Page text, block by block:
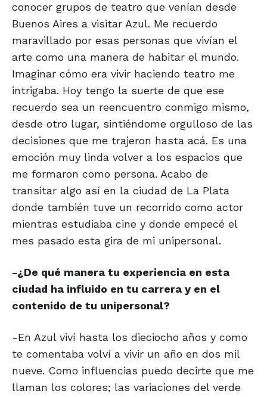
conocer grupos de teatro que venían desde
Buenos Aires a visitar Azul. Me recuerdo
maravillado por esas personas que vivían el
arte como una manera de habitar el mundo.
Imaginar cómo era vivir haciendo teatro me
intrigaba. Hoy tengo la suerte de que ese
recuerdo sea un reencuentro conmigo mismo,
desde otro lugar, sintiéndome orgulloso de las
decisiones que me trajeron hasta acá. Es una
emoción muy linda volver a los espacios que
me formaron como persona. Acabo de
transitar algo así en la ciudad de La Plata
donde también tuve un recorrido como actor
mientras estudiaba cine y donde empecé el
mes pasado esta gira de mi unipersonal.
-¿De qué manera tu experiencia en esta
ciudad ha influido en tu carrera y en el
contenido de tu unipersonal?
-En Azul viví hasta los dieciocho años y como
te comentaba volví a vivir un año en dos mil
nueve. Como influencias puedo decirte que me
llaman los colores; las variaciones del verde